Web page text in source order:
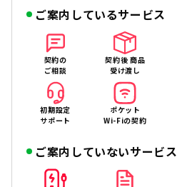
ご案内しているサービス
契約の
ご相談
契約後 商品
受け渡し
初期設定
サポート
ポケット
Wi-Fiの契約
ご案内していないサービス